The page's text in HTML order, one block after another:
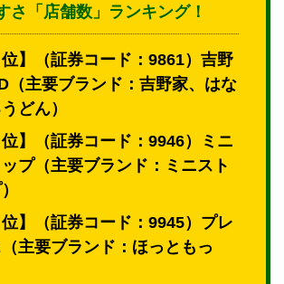
さ「店舗数」ランキング！
位】（証券コード：9861）吉野
（主要ブランド：吉野家、はな
どん）
位】（証券コード：9946）ミニ
プ（主要ブランド：ミニスト
位】（証券コード：9945）プレ
主要ブランド：ほっともっ